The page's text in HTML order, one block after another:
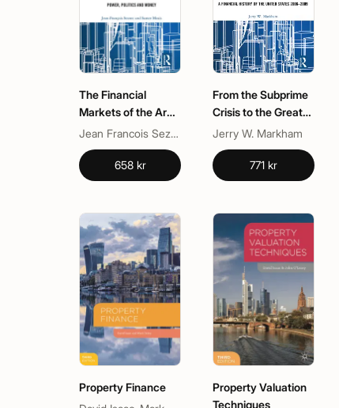
The Financial
Markets of the Arab
Gulf
Jean Francois Seznec, Samer Mosis
658 kr
From the Subprime
Crisis to the Great
Recession
Jerry W. Markham
771 kr
Property Finance
Property Valuation
Techniques